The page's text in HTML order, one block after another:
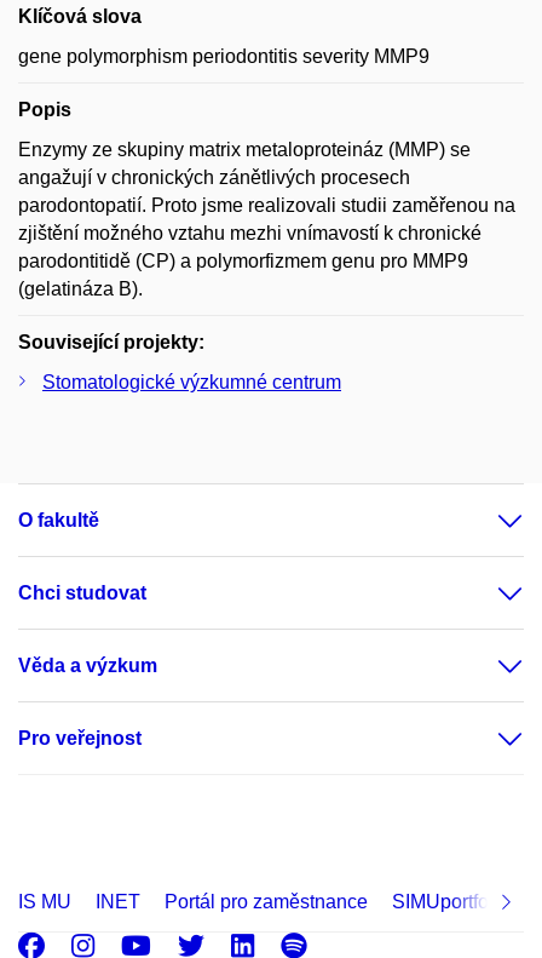
Klíčová slova
gene polymorphism periodontitis severity MMP9
Popis
Enzymy ze skupiny matrix metaloproteináz (MMP) se
angažují v chronických zánětlivých procesech
parodontopatií. Proto jsme realizovali studii zaměřenou na
zjištění možného vztahu mezhi vnímavostí k chronické
parodontitidě (CP) a polymorfizmem genu pro MMP9
(gelatináza B).
Související projekty:
Stomatologické výzkumné centrum
O fakultě
Chci studovat
Věda a výzkum
Pro veřejnost
IS MU INET Portál pro zaměstnance SIMUportfolio
Facebook
Instagram
Youtube
Twitter
LinkedIn
Spotify